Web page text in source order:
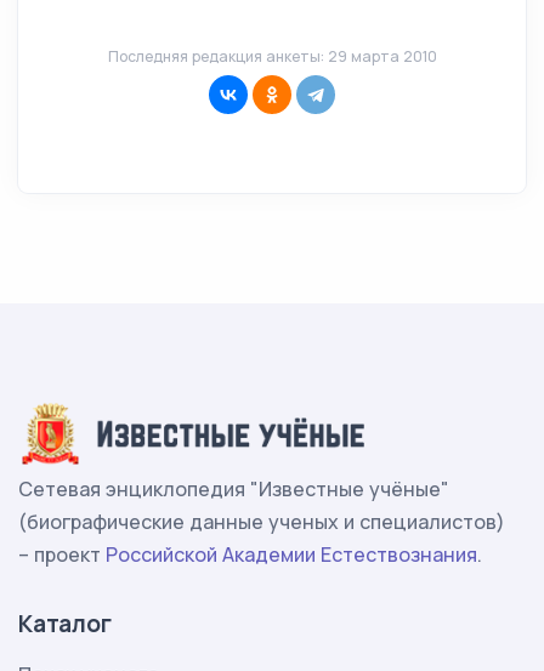
Последняя редакция анкеты: 29 марта 2010
Сетевая энциклопедия "Известные учёные"
(биографические данные ученых и специалистов)
– проект Российской Академии Естествознания.
Каталог